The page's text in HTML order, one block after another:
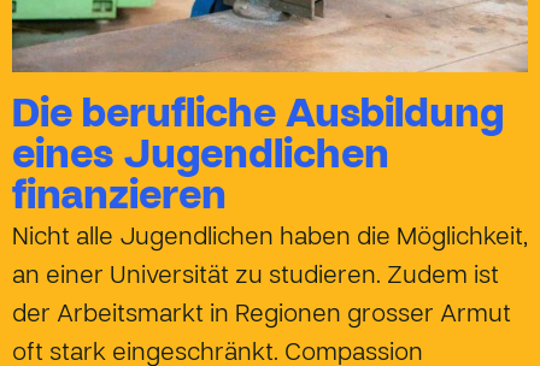
Die berufliche Ausbildung
eines Jugendlichen
finanzieren
Nicht alle Jugendlichen haben die Möglichkeit,
an einer Universität zu studieren. Zudem ist
der Arbeitsmarkt in Regionen grosser Armut
oft stark eingeschränkt. Compassion